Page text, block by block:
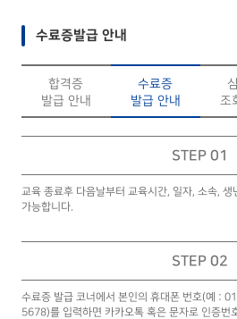
수료증발급 안내
합격증
발급 안내
수료증
발급 안내
조
STEP 01
교육 종료후 다음날부터 교육시간, 일자, 소속, 생
가능합니다.​
STEP 02
수료증 발급 코너에서 본인의 휴대폰 번호(예
5678)를 입력하면 카카오톡 혹은 문자로 인증번